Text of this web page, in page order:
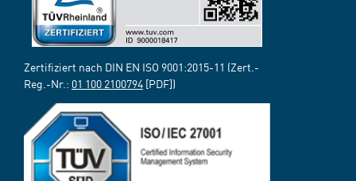
Zertifiziert nach DIN EN ISO 9001:2015-11 (Zert.-
Reg.-Nr.: 01 100 2100794 [PDF])